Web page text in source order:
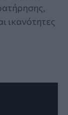
ικανότητες